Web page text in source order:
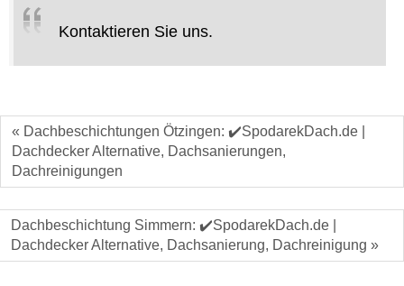
Kontaktieren Sie uns.
« Dachbeschichtungen Ötzingen: ✔️SpodarekDach.de |
Dachdecker Alternative, Dachsanierungen,
Dachreinigungen
Dachbeschichtung Simmern: ✔️SpodarekDach.de |
Dachdecker Alternative, Dachsanierung, Dachreinigung »